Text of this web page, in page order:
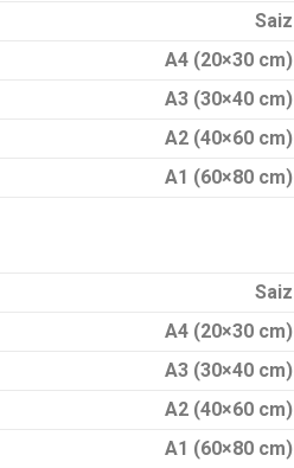
Saiz
A4 (20×30 cm)
A3 (30×40 cm)
A2 (40×60 cm)
A1 (60×80 cm)
Saiz
A4 (20×30 cm)
A3 (30×40 cm)
A2 (40×60 cm)
A1 (60×80 cm)